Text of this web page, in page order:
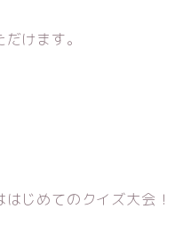
けます。
じめてのクイズ大会！